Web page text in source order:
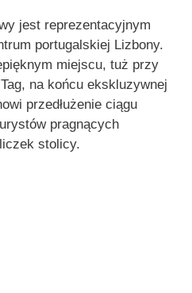
jest reprezentacyjnym
portugalskiej Lizbony.
miejscu, tuż przy
na końcu ekskluzywnej
przedłużenie ciągu
pragnących
stolicy.